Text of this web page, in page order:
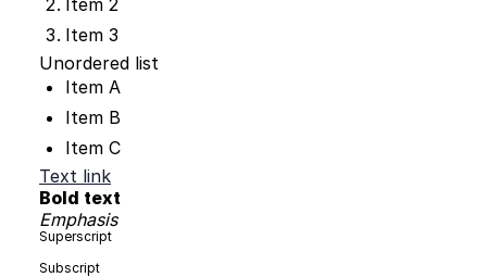
Item 2
Item 3
Unordered list
Item A
Item B
Item C
Text link
Bold text
Emphasis
Superscript
Subscript